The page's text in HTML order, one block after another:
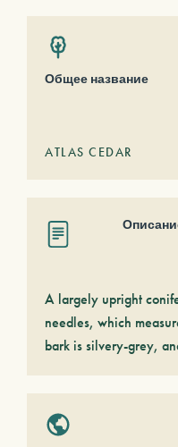
Общее название
ATLAS CEDAR
A largely upright
needles, which
bark is silvery-grey,